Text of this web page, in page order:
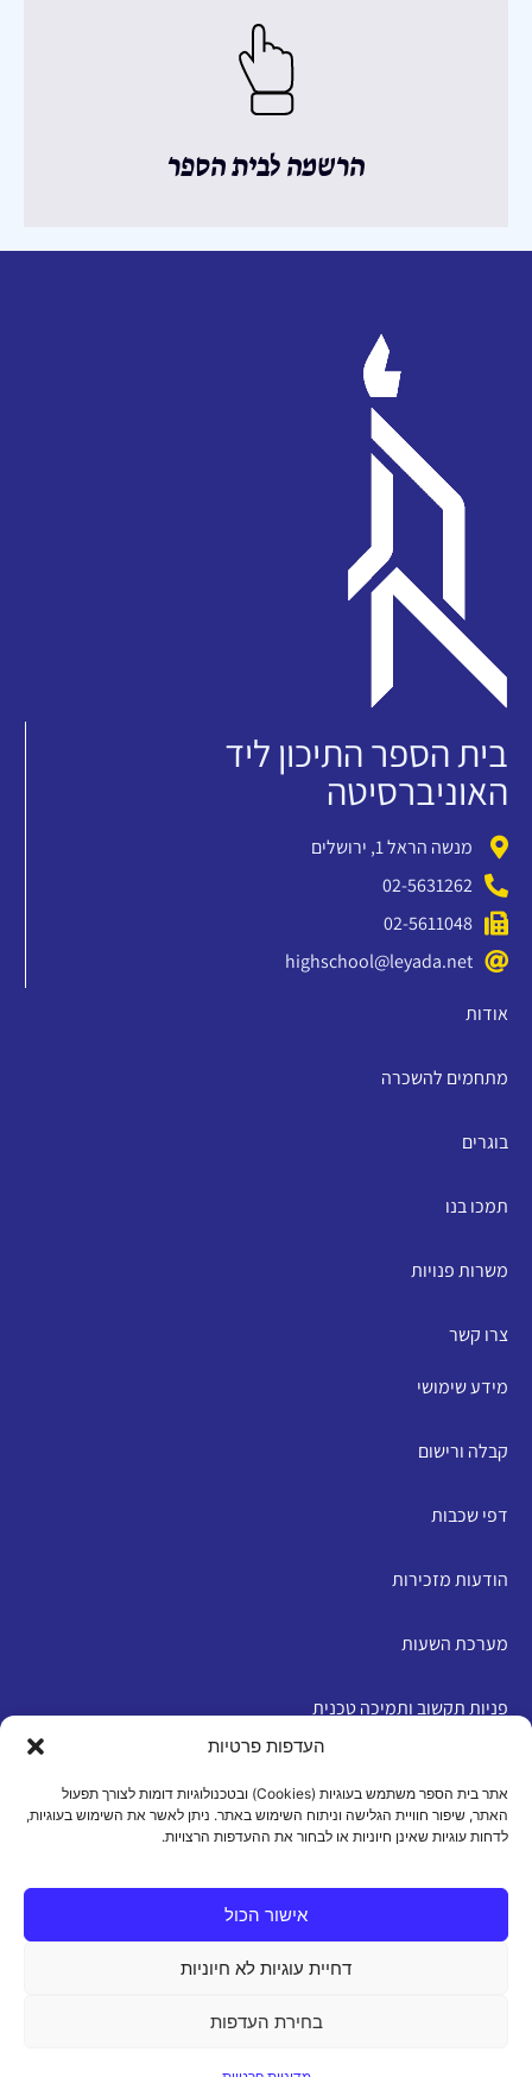
העדפות פרטיות
אתר בית הספר משתמש בעוגיות (Cookies) ובטכנולוגיות דומות לצורך תפעול
האתר, שיפור חוויית הגלישה וניתוח השימוש באתר. ניתן לאשר את השימוש בעוגיות,
לדחות עוגיות שאינן חיוניות או לבחור את ההעדפות הרצויות.
אישור הכול
דחיית עוגיות לא חיוניות
בחירת העדפות
הרשמה לבית הספר
בית הספר התיכון ליד
האוניברסיטה
מנשה הראל 1, ירושלים
02-5631262
02-5611048
highschool@leyada.net
אודות
מתחמים להשכרה
בוגרים
תמכו בנו
משרות פנויות
צרו קשר
מידע שימושי
קבלה ורישום
דפי שכבות
הודעות מזכירות
מערכת השעות
פניות תקשוב ותמיכה טכנית
מדיניות פרטיות|תנאי שימוש|הצהרת נגישות|מדיניות
עוגיות